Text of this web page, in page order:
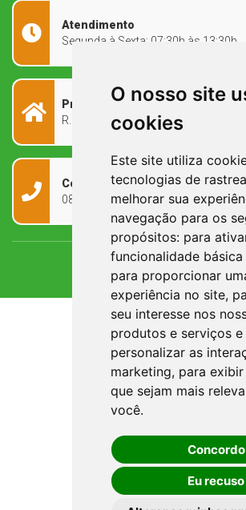
O nosso site
cookies
Este site utiliza
tecnologias de
melhorar sua
navegação para os
propósitos: para
funcionalidade
para proporcionar
experiência no site,
seu interesse nos
produtos e serviços e
personalizar as
marketing, para
que sejam mais
você.
Concordo
Eu recuso
Atendimento
Segunda à Sexta: 07:30h às 13:30h
Prefeitura Municipal
R. Rivadávia Corrêa, 858 - Centro -
Contato
0800 090 2050